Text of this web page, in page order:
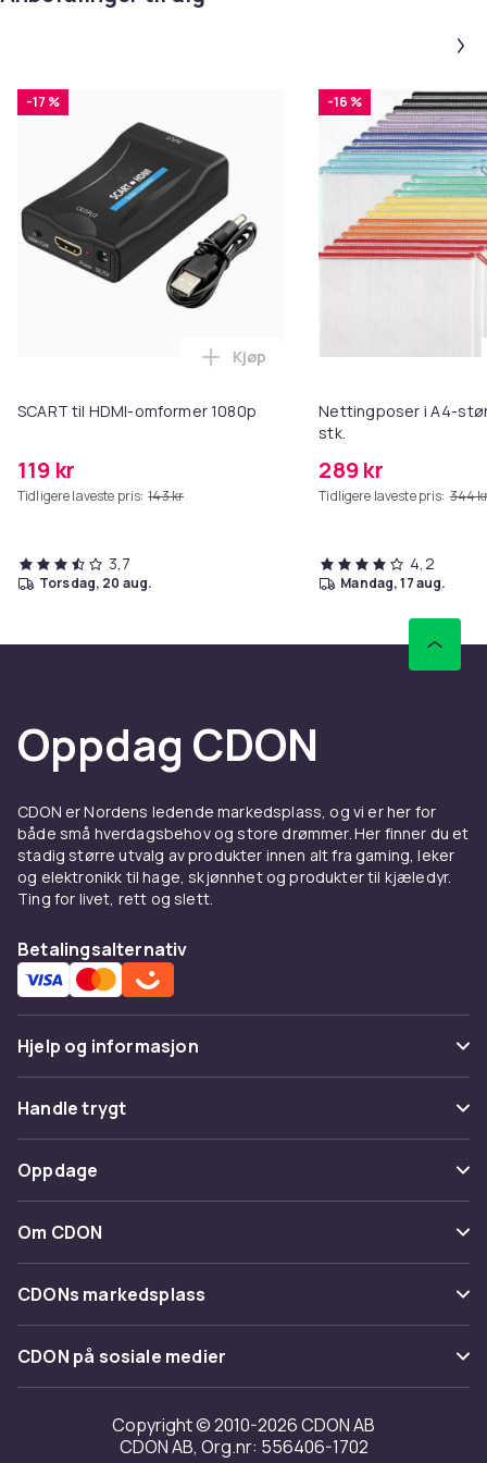
+ eksklusivt glitterdesign
+ sitter svært godt og er formstabilt og elastisk
Beskytt mobiltelefonen din mot skader med dette
fasjonable dekselet laget av utvalgte materialer.
Farge
STJERNESTØV SØLV
Artikkel nr.
6c1dfc75-15ef-442b-89b8-231acc879877
-17 %
SCART til HDMI-omformer 1080p
119 kr
Tidligere laveste pris: 143 kr
Legg SCART til HDMI-omformer
Kjøp
3,7
torsdag, 20 aug.
-16 %
Nettingposer i A4-
stk.
289 kr
Tidligere laveste pris: 344
4,2
mandag, 17 aug.
Oppdag CDON
CDON er Nordens ledende markedsplass, og vi er her for
både små hverdagsbehov og store drømmer. Her finner du et
stadig større utvalg av produkter innen alt fra gaming, leker
og elektronikk til hage, skjønnhet og produkter til kjæledyr.
Ting for livet, rett og slett.
Betalingsalternativ
Hjelp og informasjon
Vanlige spørsmål
Spor pakke
Angre & returner her
Kontakt oss
Handle trygt
Betaling
Levering
Tilbakekallinger
Oppdage
Kategorier
Varemerker
Om CDON
Om oss
Kundeanmeldelser
Jobbe på CDON
Investor relations
CDONs markedsplass
Merchant Help Center
CDON på sosiale medier
Copyright © 2010-2026 CDON AB
CDON AB, Org.nr: 556406-1702